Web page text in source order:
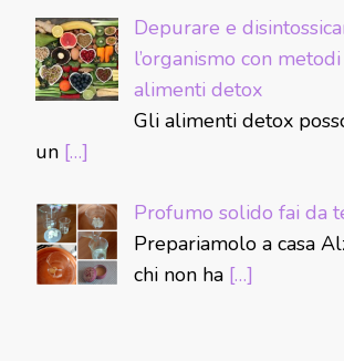
Depurare e
l’organismo con
alimenti detox
Gli alimenti detox
un […]
Profumo solido fai da
Prepariamolo a casa
chi non ha […]